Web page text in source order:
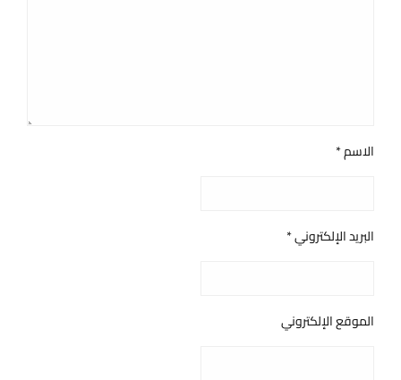
الاسم*
البريد الإلكتروني*
الموقع الإلكتروني